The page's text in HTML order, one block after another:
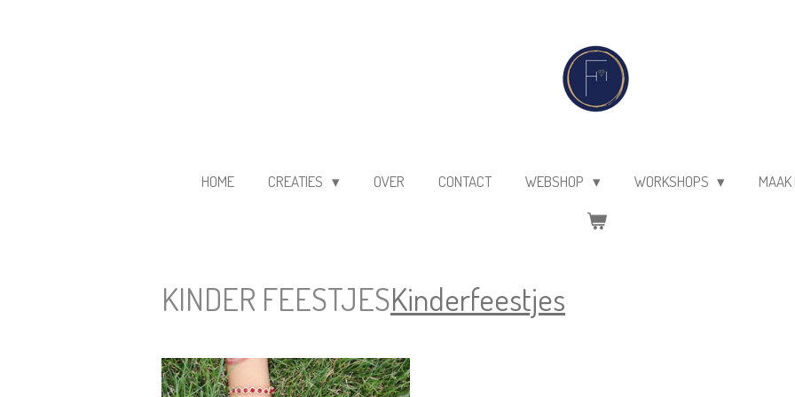
HOME CREATIES OVER CONTACT WEBSHOP WORKSHOPS
KINDER FEESTJESKinderfeestjes